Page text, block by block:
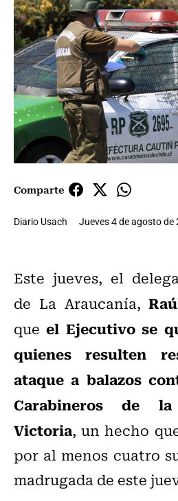
Comparte
Diario Usach Jueves 4 de agosto de
Este jueves, el
de La Araucanía,
queel Ejecutivo se
quienes resulten
ataque a balazos
Carabineros de
Victoria, un hecho
por al menos cuatro
madrugada de este